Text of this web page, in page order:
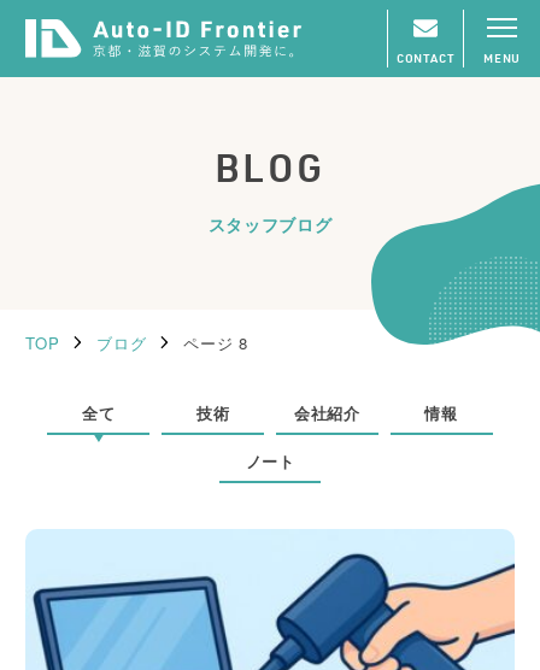
CONTACT MENU
BLOG
スタッフブログ
TOP ブログ ページ 8
全て 技術 会社紹介 情報
ノート